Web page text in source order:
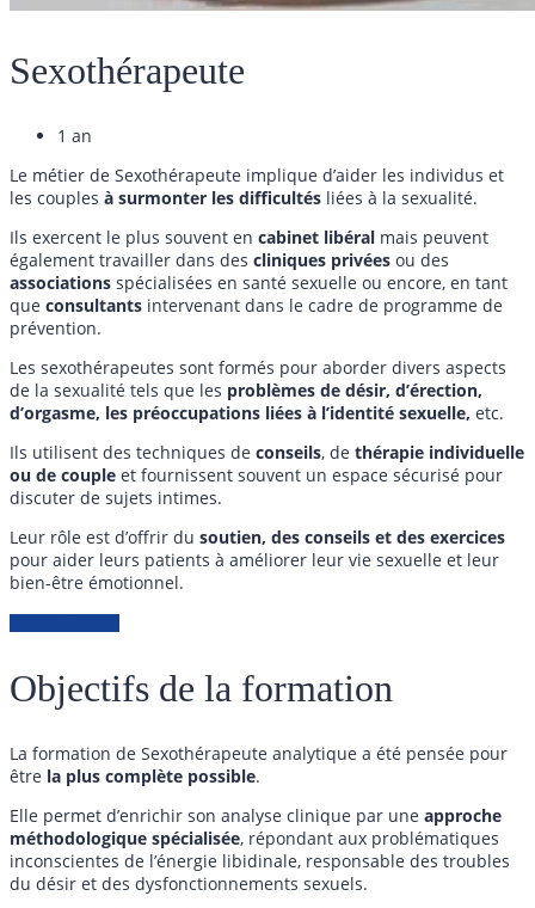
Sexothérapeute
1 an
Le métier de Sexothérapeute implique d’aider les individus et
les couples à surmonter les difficultés liées à la sexualité.
Ils exercent le plus souvent en cabinet libéral mais peuvent
également travailler dans des cliniques privées ou des
associations spécialisées en santé sexuelle ou encore, en tant
que consultants intervenant dans le cadre de programme de
prévention.
Les sexothérapeutes sont formés pour aborder divers aspects
de la sexualité tels que les problèmes de désir, d’érection,
d’orgasme, les préoccupations liées à l’identité sexuelle, etc.
Ils utilisent des techniques de conseils, de thérapie individuelle
ou de couple et fournissent souvent un espace sécurisé pour
discuter de sujets intimes.
Leur rôle est d’offrir du soutien, des conseils et des exercices
pour aider leurs patients à améliorer leur vie sexuelle et leur
bien-être émotionnel.
Objectifs de la formation
La formation de Sexothérapeute analytique a été pensée pour
être la plus complète possible.
Elle permet d’enrichir son analyse clinique par une approche
méthodologique spécialisée, répondant aux problématiques
inconscientes de l’énergie libidinale, responsable des troubles
du désir et des dysfonctionnements sexuels.